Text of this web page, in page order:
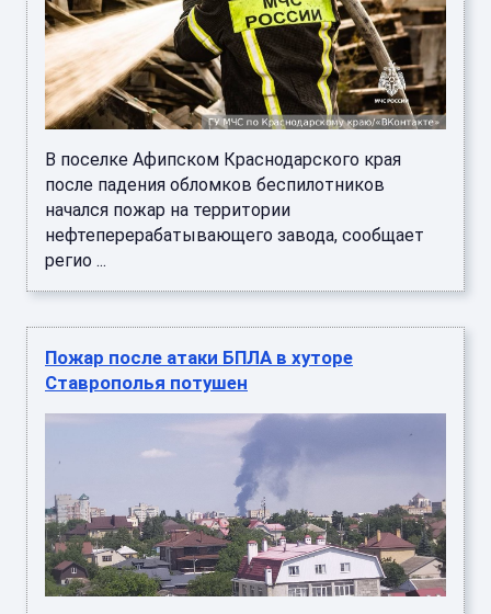
В поселке Афипском Краснодарского края
после падения обломков беспилотников
начался пожар на территории
нефтеперерабатывающего завода, сообщает
регио ...
Пожар после атаки БПЛА в хуторе
Ставрополья потушен